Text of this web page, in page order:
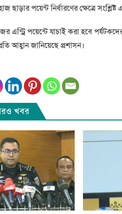
ছাড়ার পয়েন্ট নির্ধারণের ক্ষেত্রে
এন্ট্রি পয়েন্টে যাচাই করা হবে
আহ্বান জানিয়েছে প্রশাসন।
খবর